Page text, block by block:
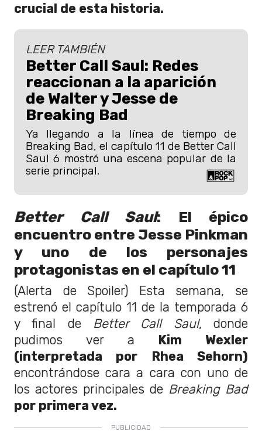
crucial de esta historia.
LEER TAMBIÉN
Better Call Saul: Redes
reaccionan a la aparición
de Walter y Jesse de
Breaking Bad
Ya llegando a la línea de tiempo de
Breaking Bad, el capítulo 11 de Better Call
Saul 6 mostró una escena popular de la
serie principal.
Better Call Saul: El épico
encuentro entre Jesse Pinkman
y uno de los personajes
protagonistas en el capítulo 11
(Alerta de Spoiler) Esta semana, se
estrenó el capítulo 11 de la temporada 6
y final de Better Call Saul, donde
pudimos ver a Kim Wexler
(interpretada por Rhea Sehorn)
encontrándose cara a cara con uno de
los actores principales de Breaking Bad
por primera vez.